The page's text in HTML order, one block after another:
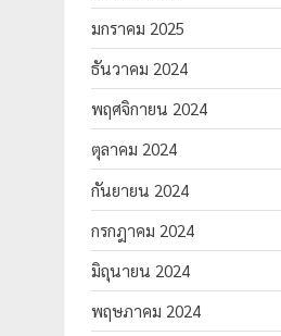
มกราคม 2025
ธันวาคม 2024
พฤศจิกายน 2024
ตุลาคม 2024
กันยายน 2024
กรกฎาคม 2024
มิถุนายน 2024
พฤษภาคม 2024